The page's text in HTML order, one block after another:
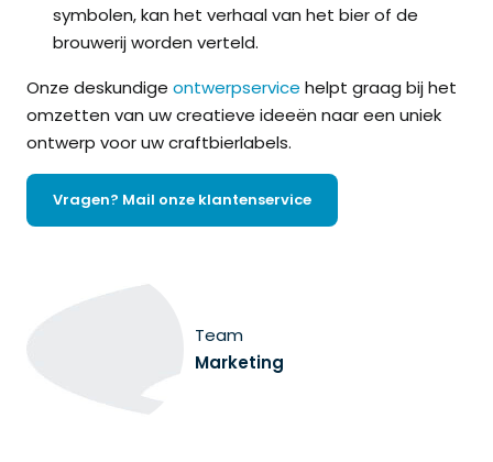
symbolen, kan het verhaal van het bier of de
brouwerij worden verteld.
Onze deskundige ontwerpservice helpt graag bij het
omzetten van uw creatieve ideeën naar een uniek
ontwerp voor uw craftbierlabels.
Vragen? Mail onze klantenservice
Team
Marketing